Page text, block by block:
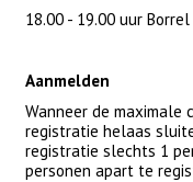
18.00 - 19.00 uur Borrel
Aanmelden
Wanneer de maximale
registratie helaas
registratie slechts 1
personen apart te